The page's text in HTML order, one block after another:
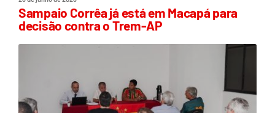
Sampaio Corrêa já está em Macapá para
decisão contra o Trem-AP